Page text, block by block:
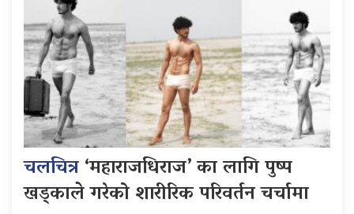
चलचित्र‘महाराजधिराज’ का लागि पुष्प
खड्काले गरेको शारीरिक परिवर्तन चर्चामा